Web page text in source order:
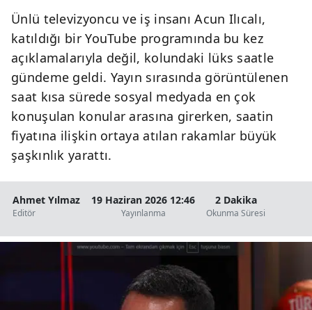
Ünlü televizyoncu ve iş insanı Acun Ilıcalı,
katıldığı bir YouTube programında bu kez
açıklamalarıyla değil, kolundaki lüks saatle
gündeme geldi. Yayın sırasında görüntülenen
saat kısa sürede sosyal medyada en çok
konuşulan konular arasına girerken, saatin
fiyatına ilişkin ortaya atılan rakamlar büyük
şaşkınlık yarattı.
Ahmet Yılmaz
Editör
19 Haziran 2026 12:46
Yayınlanma
2 Dakika
Okunma Süresi